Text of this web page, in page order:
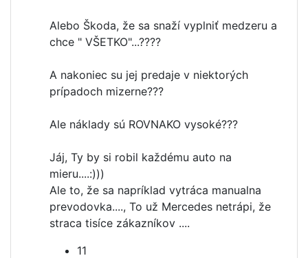
Alebo Škoda, že sa snaží vyplniť medzeru a
chce " VŠETKO"...????
A nakoniec su jej predaje v niektorých
prípadoch mizerne???
Ale náklady sú ROVNAKO vysoké???
Jáj, Ty by si robil každému auto na
mieru....:)))
Ale to, že sa napríklad vytráca manualna
prevodovka...., To už Mercedes netrápi, že
straca tisíce zákazníkov ....
11